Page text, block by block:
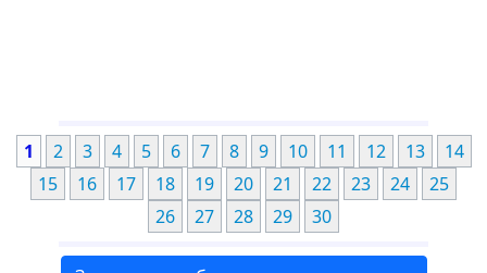
1 2 3 4 5 6 7 8 9 10 11 12 13
14
15
16 17 18 19 20 21 22 23 24
25
26
27 28 29 30